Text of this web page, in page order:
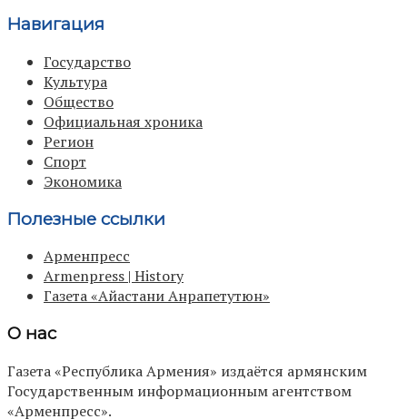
Навигация
Государство
Культура
Общество
Официальная хроника
Регион
Спорт
Экономика
Полезные ссылки
Арменпресс
Armenpress | History
Газета «Айастани Анрапетутюн»
О нас
Газета «Республика Армения» издаётся армянским
Государственным информационным агентством
«Арменпресс».